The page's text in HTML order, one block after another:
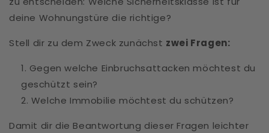
deine Wohnungstüre die richtige?
Stell dir zu dem Zweck zunächst zwei Fragen:
Gegen welche Einbruchsattacken möchtest du
geschützt sein?
Welche Immobilie möchtest du schützen?
Damit dir die Beantwortung dieser Fragen leichter